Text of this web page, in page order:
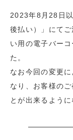
2023年8月28日
後払い）」にて
い用の電子バー
た。
なお今回の変更
なり、お客様の
とが出来るように